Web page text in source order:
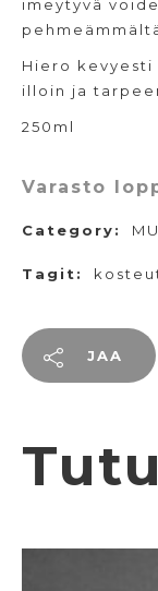
imeytyvä
Hiero
illoin ja
250ml
Varasto
Category:
Tagit:
JAA